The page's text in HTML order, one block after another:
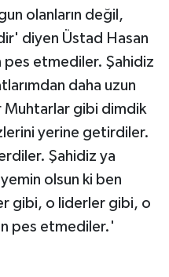
olanların değil,
diyen Üstad Hasan
pes etmediler. Şahidiz
daha uzun
Muhtarlar gibi dimdik
yerine getirdiler.
Şahidiz ya
olsun ki ben
gibi, o liderler gibi, o
pes etmediler.'